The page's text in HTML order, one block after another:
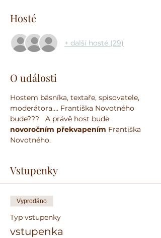
Hosté
+ další hosté (29)
O události
Hostem básníka, textaře, spisovatele,
moderátora…. Františka Novotného
bude???   A právě host bude
novoročním překvapením Františka
Novotného.
Vstupenky
Vyprodáno
Typ vstupenky
vstupenka